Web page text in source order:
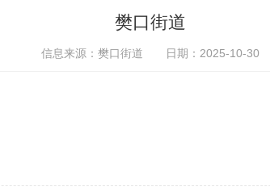
樊口街道
信息来源：樊口街道 日期：2025-10-30